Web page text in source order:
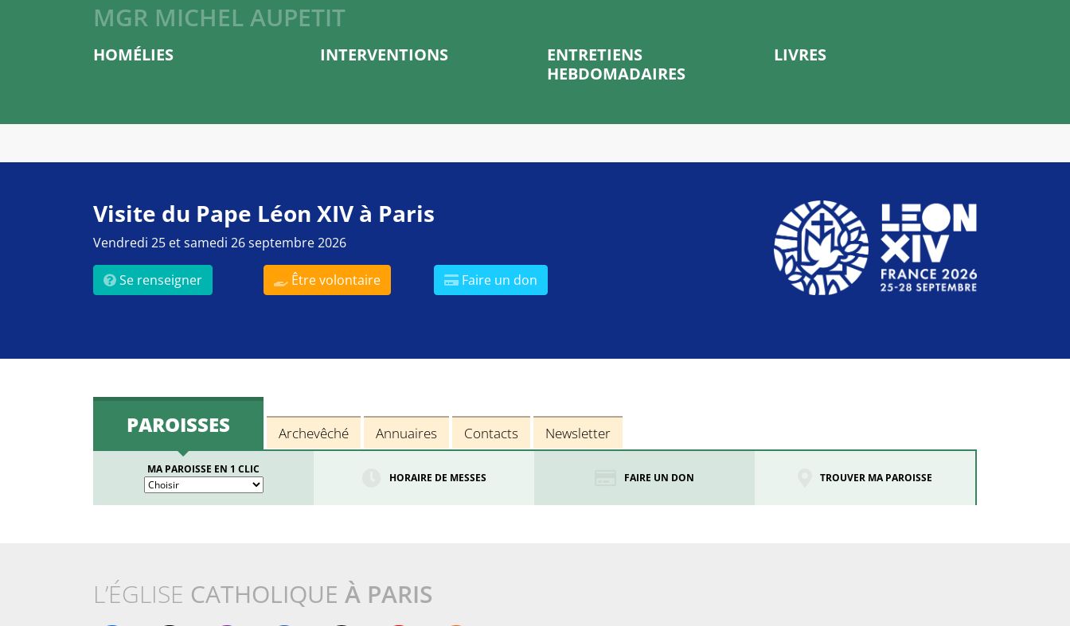
MGR MICHEL AUPETIT
HOMÉLIES INTERVENTIONS
ENTRETIENS
HEBDOMADAIRES
LIVRES
Visite du Pape Léon XIV à Paris
Vendredi 25 et samedi 26 septembre 2026
Se renseigner Être volontaire Faire un don
PAROISSES Archevêché Annuaires Contacts Newsletter
MA PAROISSE EN 1 CLIC
HORAIRE DE MESSES FAIRE UN DON TROUVER MA PAROISSE
L’ÉGLISE CATHOLIQUE À PARIS